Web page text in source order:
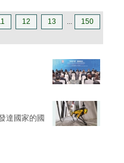
12 13 ... 150
達國家的國